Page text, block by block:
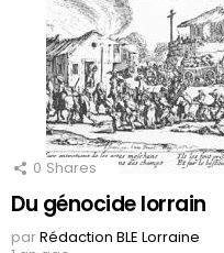
0 Shares
Du génocide lorrain
parRédaction BLE Lorraine